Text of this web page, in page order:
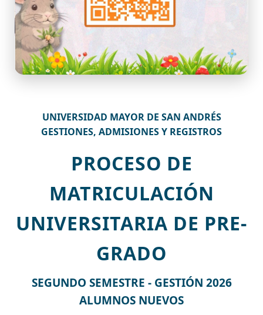
UNIVERSIDAD MAYOR DE SAN ANDRÉS
GESTIONES, ADMISIONES Y REGISTROS
PROCESO DE
MATRICULACIÓN
UNIVERSITARIA DE PRE-
GRADO
SEGUNDO SEMESTRE - GESTIÓN 2026
ALUMNOS NUEVOS